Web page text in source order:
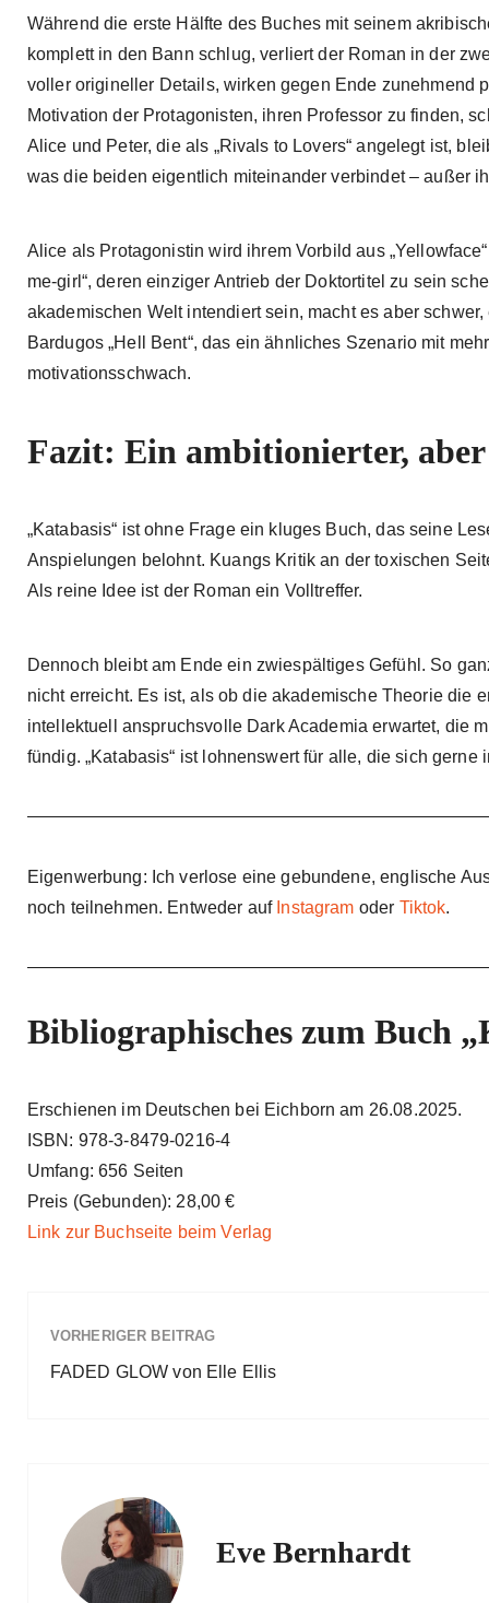
Während die erste Hälfte des Buches mit seinem
komplett in den Bann schlug, verliert der Roman in der
voller origineller Details, wirken gegen Ende zunehmend
Motivation der Protagonisten, ihren Professor zu finden,
Alice und Peter, die als „Rivals to Lovers“ angelegt ist,
was die beiden eigentlich miteinander verbindet – außer
Alice als Protagonistin wird ihrem Vorbild aus
me-girl“, deren einziger Antrieb der Doktortitel zu sein
akademischen Welt intendiert sein, macht es aber
Bardugos „Hell Bent“, das ein ähnliches Szenario mit
motivationsschwach.
Fazit: Ein ambitionierter,
„Katabasis“ ist ohne Frage ein kluges Buch, das seine
Anspielungen belohnt. Kuangs Kritik an der toxischen
Als reine Idee ist der Roman ein Volltreffer.
Dennoch bleibt am Ende ein zwiespältiges Gefühl. So
nicht erreicht. Es ist, als ob die akademische Theorie die
intellektuell anspruchsvolle Dark Academia erwartet, die
fündig. „Katabasis“ ist lohnenswert für alle, die sich
Eigenwerbung: Ich verlose eine gebundene, englische
noch teilnehmen. Entweder auf Instagram oder Tiktok.
Bibliographisches zum Buch
Erschienen im Deutschen bei Eichborn am 26.08.2025.
ISBN: 978-3-8479-0216-4
Umfang: 656 Seiten
Preis (Gebunden): 28,00 €
Link zur Buchseite beim Verlag
VORHERIGER BEITRAG
FADED GLOW von Elle Ellis
Eve Bernhardt